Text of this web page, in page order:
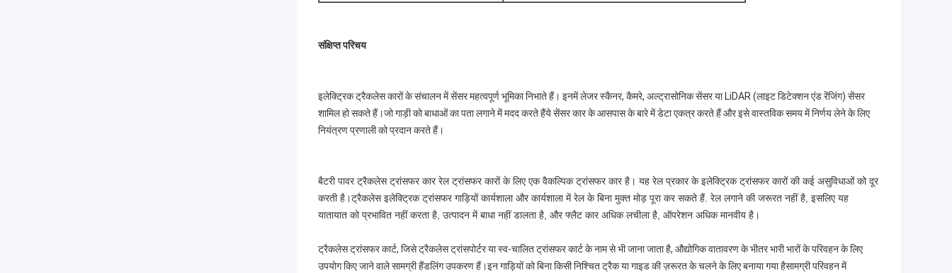
संक्षिप्त परिचय
इलेक्ट्रिक ट्रैकलेस कारों के संचालन में सेंसर महत्वपूर्ण भूमिका निभाते हैं। इनमें लेजर स्कैनर, कैमरे, अल्ट्रासोनिक सेंसर या LiDAR (लाइट डिटेक्शन एंड रेंजिंग) सेंसर
शामिल हो सकते हैं।जो गाड़ी को बाधाओं का पता लगाने में मदद करते हैंये सेंसर कार के आसपास के बारे में डेटा एकत्र करते हैं और इसे वास्तविक समय में निर्णय लेने के लिए
नियंत्रण प्रणाली को प्रदान करते हैं।
बैटरी पावर ट्रैकलेस ट्रांसफर कार रेल ट्रांसफर कारों के लिए एक वैकल्पिक ट्रांसफर कार है। यह रेल प्रकार के इलेक्ट्रिक ट्रांसफर कारों की कई असुविधाओं को दूर
करती है।ट्रैकलेस इलेक्ट्रिक ट्रांसफर गाड़ियों कार्यशाला और कार्यशाला में रेल के बिना मुक्त मोड़ पूरा कर सकते हैं. रेल लगाने की जरूरत नहीं है, इसलिए यह
यातायात को प्रभावित नहीं करता है, उत्पादन में बाधा नहीं डालता है, और फ्लैट कार अधिक लचीला है, ऑपरेशन अधिक मानवीय है।
ट्रैकलेस ट्रांसफर कार्ट, जिसे ट्रैकलेस ट्रांसपोर्टर या स्व-चालित ट्रांसफर कार्ट के नाम से भी जाना जाता है, औद्योगिक वातावरण के भीतर भारी भारों के परिवहन के लिए
उपयोग किए जाने वाले सामग्री हैंडलिंग उपकरण हैं।इन गाड़ियों को बिना किसी निश्चित ट्रैक या गाइड की ज़रूरत के चलने के लिए बनाया गया हैसामग्री परिवहन में